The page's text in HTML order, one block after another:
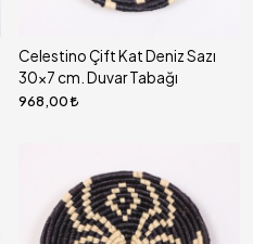
Celestino Çift Kat Deniz Sazı
30x7 cm. Duvar Tabağı
968,00